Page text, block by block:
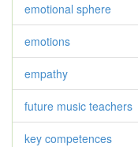
emotional sphere
emotions
empathy
future music teachers
key competences